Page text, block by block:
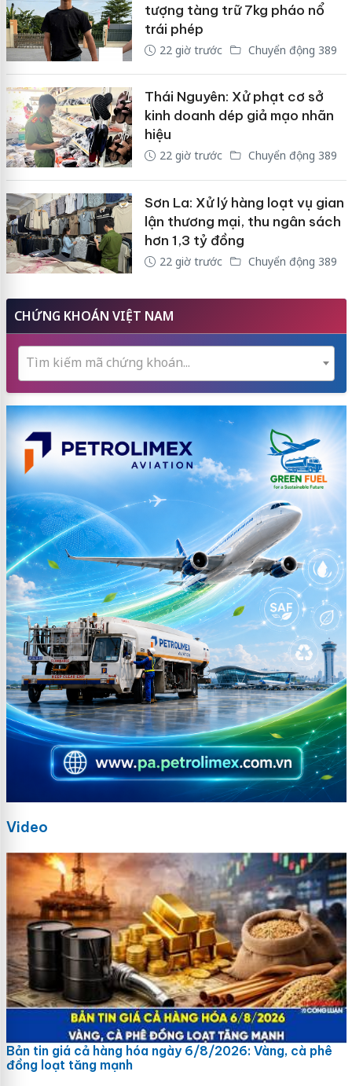
tượng tàng trữ 7kg pháo nổ
trái phép
22 giờ trước Chuyển động 389
Thái Nguyên: Xử phạt cơ sở
kinh doanh dép giả mạo nhãn
hiệu
22 giờ trước Chuyển động 389
Sơn La: Xử lý hàng loạt vụ gian
lận thương mại, thu ngân sách
hơn 1,3 tỷ đồng
22 giờ trước Chuyển động 389
CHỨNG KHOÁN VIỆT NAM
Tìm kiếm mã chứng khoán...
Video
Bản tin giá cả hàng hóa ngày 6/8/2026: Vàng, cà phê
đồng loạt tăng mạnh